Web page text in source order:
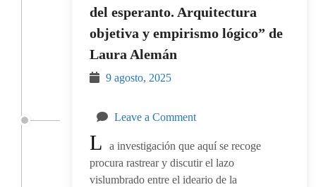
del esperanto. Arquitectura
objetiva y empirismo lógico” de
Laura Alemán
9 agosto, 2025
Leave a Comment
L
a investigación que aquí se recoge
procura rastrear y discutir el lazo
vislumbrado entre el ideario de la